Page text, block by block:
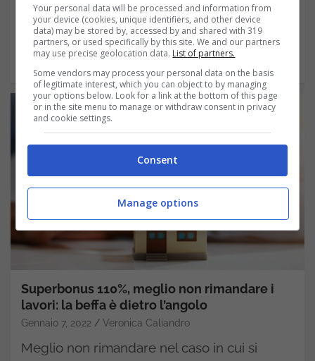
Il reddito di cittadinanza concorre
all’elaborazione dell’Isee 2022? Entriamo
quindi nei dettagli per vedere tutto quello…
Superbonus 110%, meglio non rimandare i
lavori: la beffa è dietro l’angolo
Gennaio 7, 2022 Veronica Caliandro
Meglio non rimandare nel caso in cui si
Your personal data will be processed and information from
your device (cookies, unique identifiers, and other device
data) may be stored by, accessed by and shared with 319
partners, or used specifically by this site. We and our partners
may use precise geolocation data. List of partners.
Some vendors may process your personal data on the basis
of legitimate interest, which you can object to by managing
your options below. Look for a link at the bottom of this page
or in the site menu to manage or withdraw consent in privacy
and cookie settings.
Consent
Manage options